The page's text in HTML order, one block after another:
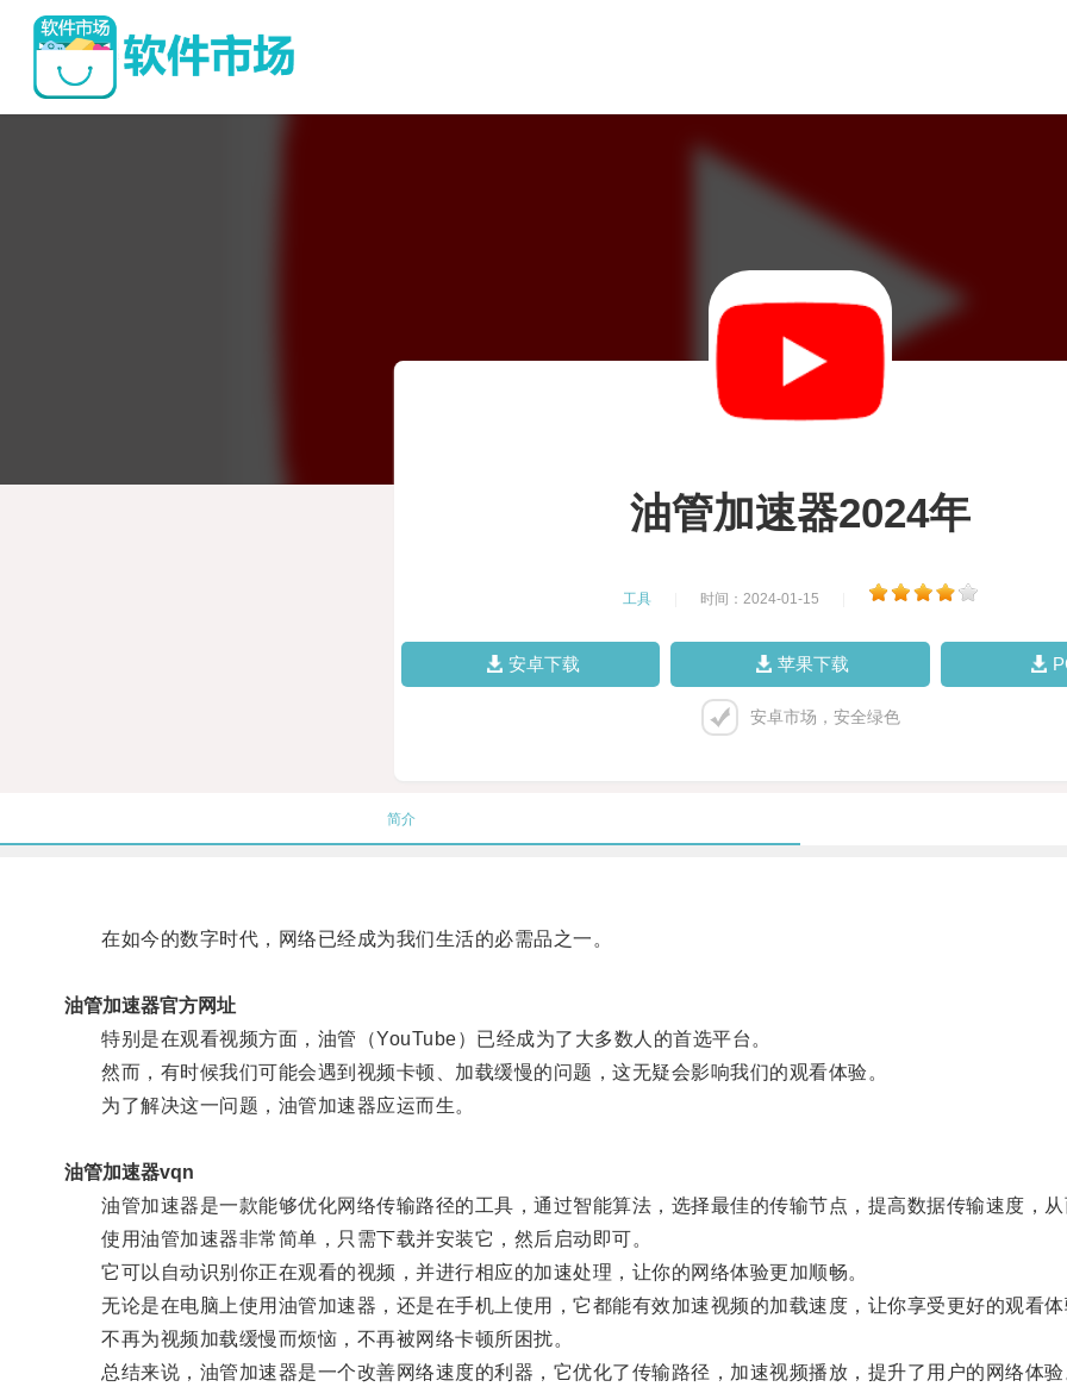
油管加速器2024年
工具 时间：2024-01-15
安卓下载 苹果下载
安卓市场，安全绿色
简介
在如今的数字时代，网络已经成为我们生活的必需品之一。
油管加速器官方网址
特别是在观看视频方面，油管（YouTube）已经成为了大多数人的首选平台。
然而，有时候我们可能会遇到视频卡顿、加载缓慢的问题，这无疑会影响我们的观看体验。
为了解决这一问题，油管加速器应运而生。
油管加速器vqn
油管加速器是一款能够优化网络传输路径的工具，通过智能算法，选择最佳的传输节点，提高数据传输速度，从
使用油管加速器非常简单，只需下载并安装它，然后启动即可。
它可以自动识别你正在观看的视频，并进行相应的加速处理，让你的网络体验更加顺畅。
无论是在电脑上使用油管加速器，还是在手机上使用，它都能有效加速视频的加载速度，让你享受更好的观看体
不再为视频加载缓慢而烦恼，不再被网络卡顿所困扰。
总结来说，油管加速器是一个改善网络速度的利器，它优化了传输路径，加速视频播放，提升了用户的网络体验